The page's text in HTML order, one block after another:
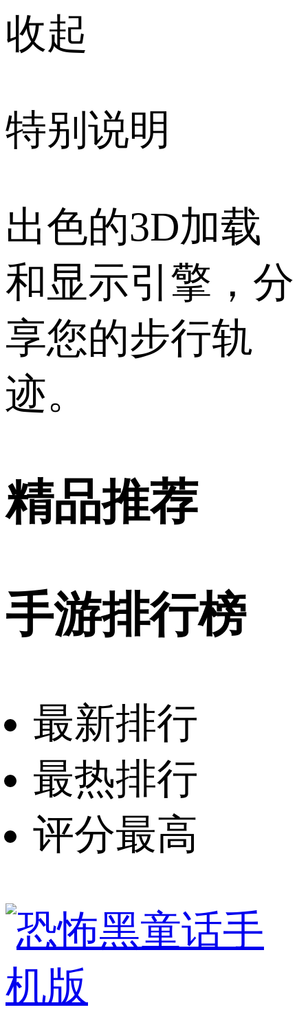
收起
特别说明
出色的3D加载
和显示引擎，分
享您的步行轨
迹。
精品推荐
手游排行榜
最新排行
最热排行
评分最高